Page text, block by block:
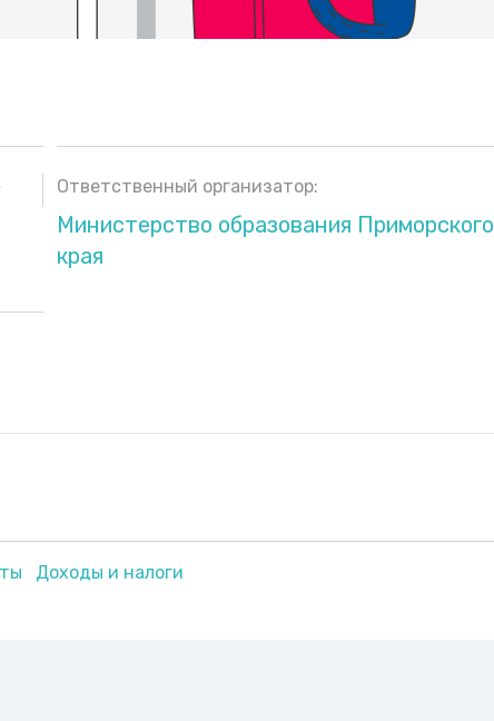
Ответственный организатор:
Министерство образования Приморского
края
Доходы и налоги